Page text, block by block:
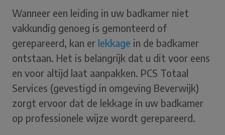
Wanneer een leiding in uw badkamer niet
vakkundig genoeg is gemonteerd of
gerepareerd, kan er lekkage in de badkamer
ontstaan. Het is belangrijk dat u dit voor eens
en voor altijd laat aanpakken. PCS Totaal
Services (gevestigd in omgeving Beverwijk)
zorgt ervoor dat de lekkage in uw badkamer
op professionele wijze wordt gerepareerd.